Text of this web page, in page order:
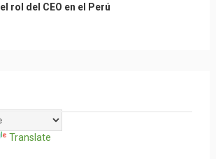
el rol del CEO en el Perú
Translate